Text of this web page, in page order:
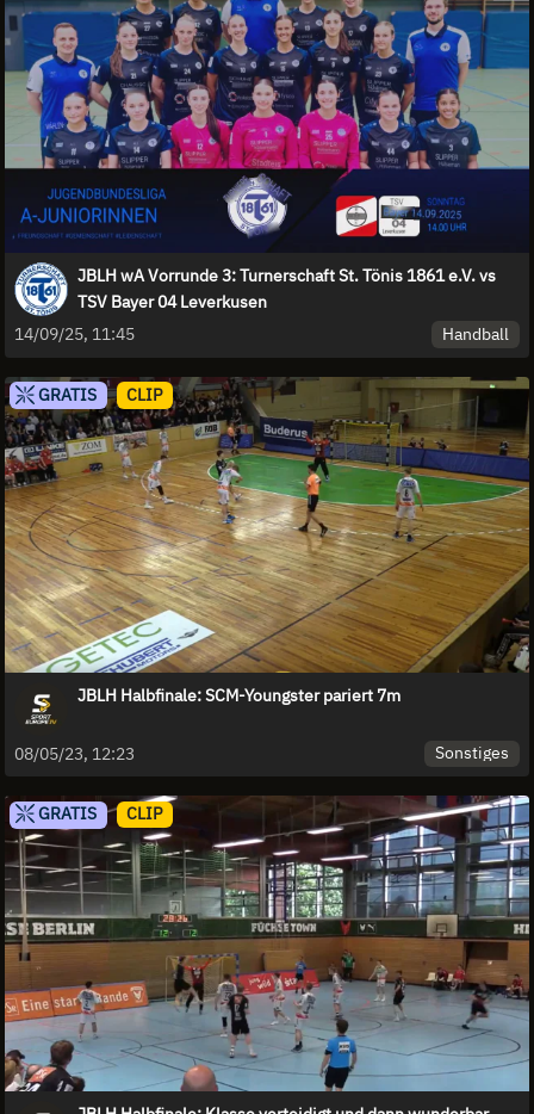
JBLH wA Vorrunde 3: Turnerschaft St. Tönis 1861 e.V. vs
TSV Bayer 04 Leverkusen
14/09/25, 11:45
Handball
GRATIS CLIP
JBLH Halbfinale: SCM-Youngster pariert 7m
08/05/23, 12:23 Sonstiges
GRATIS CLIP